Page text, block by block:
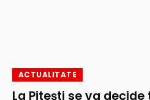
ACTUALITATE
La Pitești se va